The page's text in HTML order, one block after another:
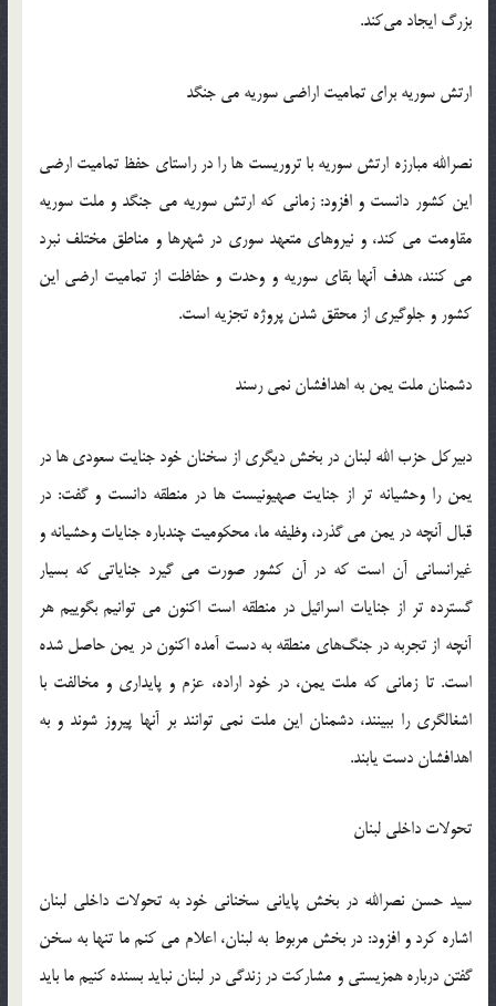
بزرگ ایجاد می‌کند‬‎.
ارتش سوریه برای تمامیت اراضی سوریه می جنگد
‫نصرالله مبارزه ارتش سوریه با تروریست ها را در راستای حفظ تمامیت ارضی
این کشور دانست و افزود: زمانی که ارتش سوریه می جنگد و ملت سوریه
مقاومت می کند، و نیروهای متعهد سوری در شهرها و مناطق مختلف نبرد
می کنند، هدف آنها بقای سوریه و وحدت و حفاظت از تمامیت ارضی این
دشمنان ملت یمن به اهدافشان نمی رسند
دبیرکل حزب الله لبنان در بخش دیگری از سخنان خود جنایت سعودی ها در
یمن را وحشیانه تر از جنایت صهیونیست ها در منطقه دانست و گفت: در
قبال آنچه در یمن می گذرد، وظیفه ما، محکومیت چندباره جنایات وحشیانه و
غیرانسانی آن است که در آن کشور صورت می گیرد جنایاتی که بسیار
گسترده تر از جنایات اسرائیل در منطقه است اکنون می توانیم بگوییم هر
آنچه از تجربه در جنگ‌های منطقه به دست آمده اکنون در یمن حاصل شده
است‬‎. تا زمانی که ملت یمن، در خود اراده، عزم و پایداری و مخالفت با
اشغالگری را ببینند، دشمنان این ملت نمی توانند بر آنها پیروز شوند و به
اهدافشان دست یابند.‬‎
تحولات داخلی لبنان
‫سید حسن نصرالله در بخش پایانی سخنانی خود به تحولات داخلی لبنان
اشاره کرد و افزود: در بخش مربوط به لبنان، اعلام می کنم ما تنها به سخن
گفتن درباره همزیستی و مشارکت در زندگی در لبنان نباید بسنده کنیم ما باید